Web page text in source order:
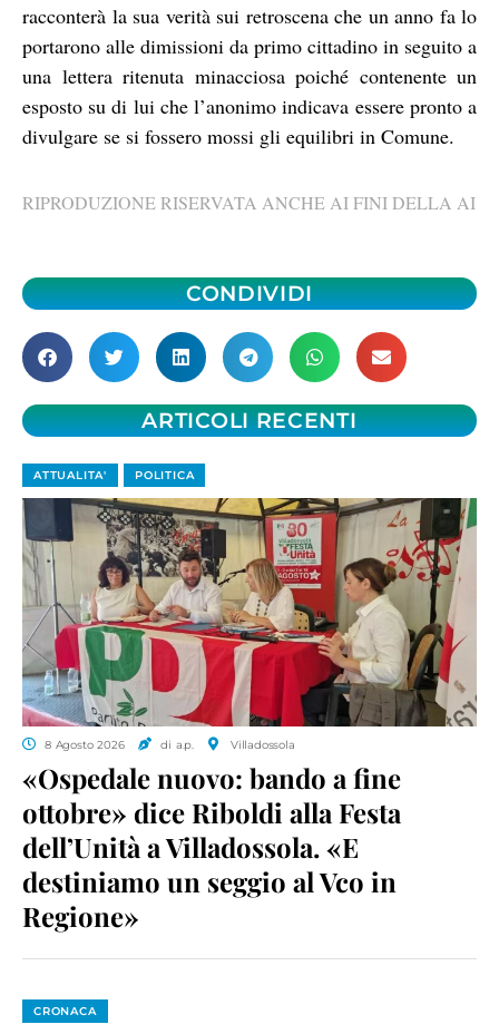
racconterà la sua verità sui retroscena che un anno fa lo
portarono alle dimissioni da primo cittadino in seguito a
una lettera ritenuta minacciosa poiché contenente un
esposto su di lui che l’anonimo indicava essere pronto a
divulgare se si fossero mossi gli equilibri in Comune.
RIPRODUZIONE RISERVATA ANCHE AI FINI DELLA AI
CONDIVIDI
ARTICOLI RECENTI
ATTUALITA' POLITICA
8 Agosto 2026 di a.p. Villadossola
«Ospedale nuovo: bando a fine
ottobre» dice Riboldi alla Festa
dell’Unità a Villadossola. «E
destiniamo un seggio al Vco in
Regione»
CRONACA